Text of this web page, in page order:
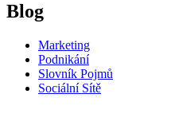
Blog
Marketing
Podnikání
Slovník Pojmů
Sociální Sítě